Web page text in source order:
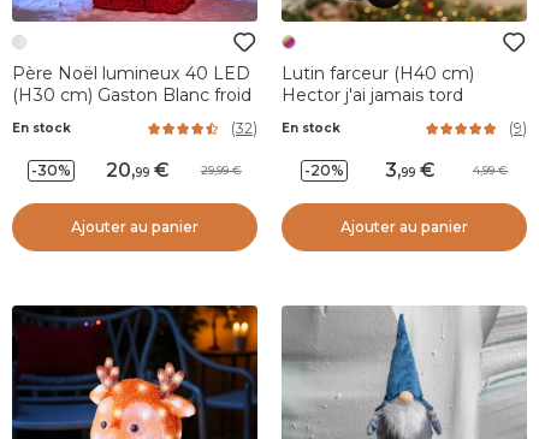
Père Noël lumineux 40 LED
(H30 cm) Gaston Blanc froid
En stock (32)
-30% 20,99 29,99
Ajouter au panier
Lutin farceur (H40 cm)
Hector j'ai jamais tord
En stock (9)
-20% 3,99 4,99
Ajouter au panier